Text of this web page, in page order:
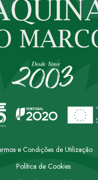
e Condições de Utilização
Política de Cookies